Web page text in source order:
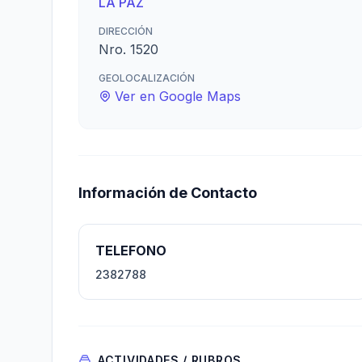
DIRECCIÓN
Nro. 1520
GEOLOCALIZACIÓN
Ver en Google Maps
Información de Contacto
TELEFONO
2382788